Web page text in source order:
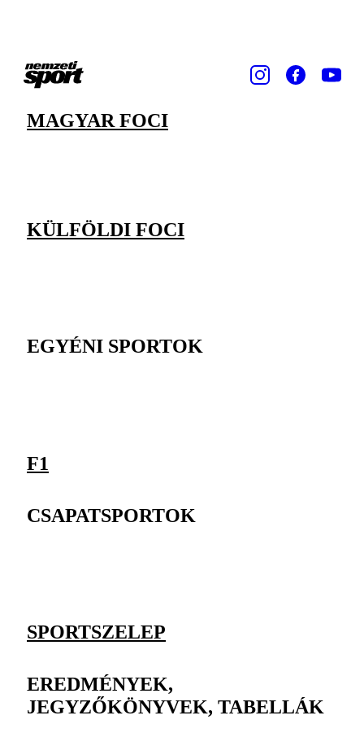
MAGYAR FOCI
KÜLFÖLDI FOCI
EGYÉNI SPORTOK
F1
CSAPATSPORTOK
SPORTSZELEP
EREDMÉNYEK,
JEGYZŐKÖNYVEK, TABELLÁK